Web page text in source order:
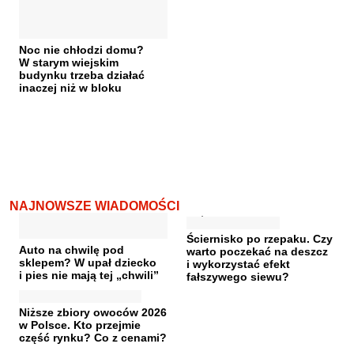
Noc nie chłodzi domu?
W starym wiejskim
budynku trzeba działać
inaczej niż w bloku
NAJNOWSZE WIADOMOŚCI
Auto na chwilę pod
sklepem? W upał dziecko
i pies nie mają tej „chwili”
Ściernisko po rzepaku. Czy
warto poczekać na deszcz
i wykorzystać efekt
fałszywego siewu?
Niższe zbiory owoców 2026
w Polsce. Kto przejmie
część rynku? Co z cenami?